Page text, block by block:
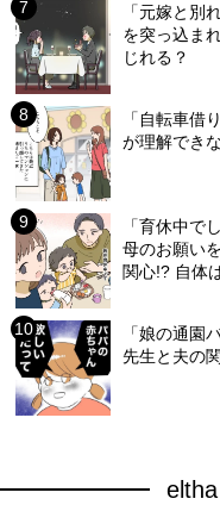
「元嫁と別
を突っ込ま
じれる？
「自転車借
が理解でき
「育休中で
母のお願い
関心!? 自体
「娘の通園
先生と夫の